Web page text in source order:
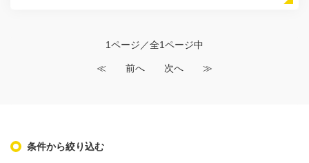
1ページ／全1ページ中
≪ 前へ 次へ ≫
条件から絞り込む